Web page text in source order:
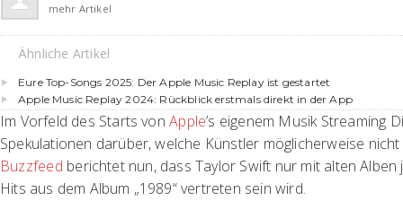
mehr Artikel
Ähnliche Artikel
Eure Top-Songs 2025: Der Apple Music Replay ist gestartet
Apple Music Replay 2024: Rückblick erstmals direkt in der App
Im Vorfeld des Starts vonApple’s eigenem Musik Streaming
Spekulationen darüber, welche Künstler möglicherweise
Buzzfeed berichtet nun, dass Taylor Swift nur mit alten
Hits aus dem Album „1989“ vertreten sein wird.